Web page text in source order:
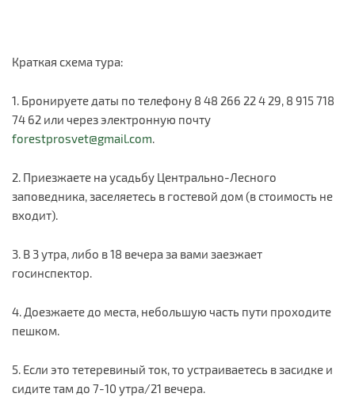
Краткая схема тура:
1. Бронируете даты по телефону 8 48 266 22 4 29, 8 915 718
74 62 или через электронную почту
forestprosvet@gmail.com.
2. Приезжаете на усадьбу Центрально-Лесного
заповедника, заселяетесь в гостевой дом (в стоимость не
входит).
3. В 3 утра, либо в 18 вечера за вами заезжает
госинспектор.
4. Доезжаете до места, небольшую часть пути проходите
пешком.
5. Если это тетеревиный ток, то устраиваетесь в засидке и
сидите там до 7-10 утра/21 вечера.